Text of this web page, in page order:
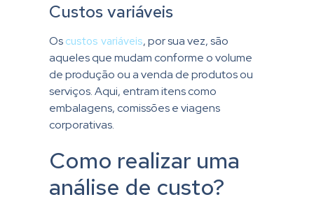
Custos variáveis
Oscustos variáveis, por sua vez, são
aqueles que mudam conforme o volume
de produção ou a venda de produtos ou
serviços. Aqui, entram itens como
embalagens, comissões e viagens
corporativas.
Como realizar uma
análise de custo?